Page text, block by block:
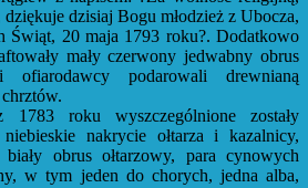
dzisiaj Bogu młodzież z Ubocza,
Świąt, 20 maja 1793 roku?. Dodatkowo
mały czerwony jedwabny obrus
podarowali drewnianą
roku wyszczególnione zostały
niebieskie nakrycie ołtarza i kazalnicy,
obrus ołtarzowy, para cynowych
w tym jeden do chorych, jedna alba,